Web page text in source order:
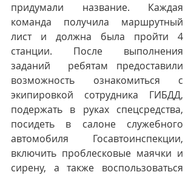
придумали название. Каждая
команда получила маршрутный
лист и должна была пройти 4
станции. После выполнения
заданий ребятам предоставили
возможность ознакомиться с
экипировкой сотрудника ГИБДД,
подержать в руках спецсредства,
посидеть в салоне служебного
автомобиля Госавтоинспекции,
включить проблесковые маячки и
сирену, а также воспользоваться